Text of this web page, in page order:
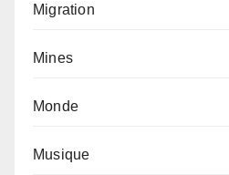
Migration
Mines
Monde
Musique